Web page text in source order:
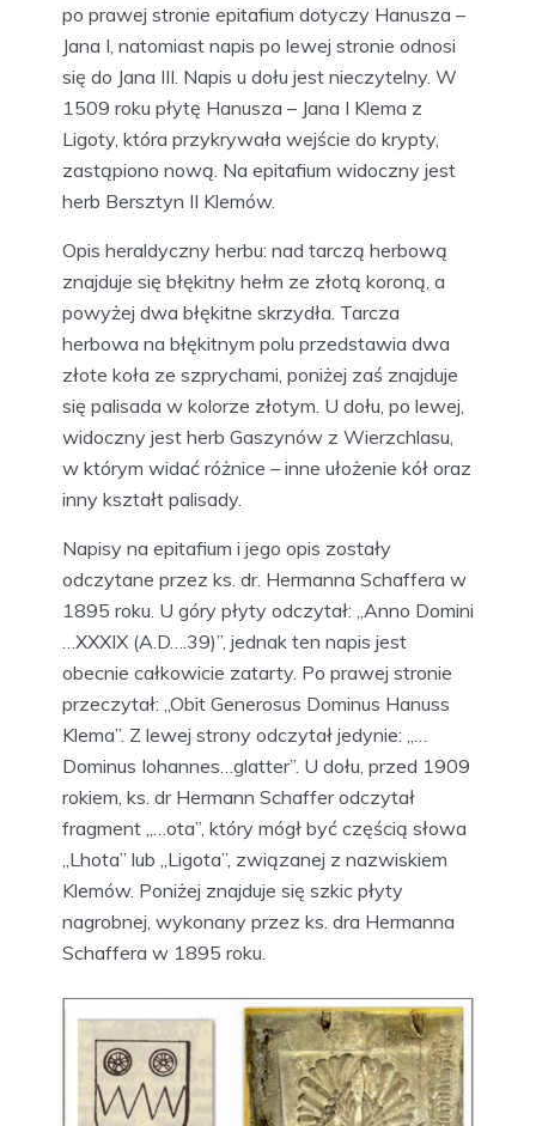
po prawej stronie epitafium dotyczy Hanusza –
Jana I, natomiast napis po lewej stronie odnosi
się do Jana III. Napis u dołu jest nieczytelny. W
1509 roku płytę Hanusza – Jana I Klema z
Ligoty, która przykrywała wejście do krypty,
zastąpiono nową. Na epitafium widoczny jest
herb Bersztyn II Klemów.
Opis heraldyczny herbu: nad tarczą herbową
znajduje się błękitny hełm ze złotą koroną, a
powyżej dwa błękitne skrzydła. Tarcza
herbowa na błękitnym polu przedstawia dwa
złote koła ze szprychami, poniżej zaś znajduje
się palisada w kolorze złotym. U dołu, po lewej,
widoczny jest herb Gaszynów z Wierzchlasu,
w którym widać różnice – inne ułożenie kół oraz
inny kształt palisady.
Napisy na epitafium i jego opis zostały
odczytane przez ks. dr. Hermanna Schaffera w
1895 roku. U góry płyty odczytał: „Anno Domini
…XXXIX (A.D….39)”, jednak ten napis jest
obecnie całkowicie zatarty. Po prawej stronie
przeczytał: „Obit Generosus Dominus Hanuss
Klema”. Z lewej strony odczytał jedynie: „…
Dominus Iohannes…glatter”. U dołu, przed 1909
rokiem, ks. dr Hermann Schaffer odczytał
fragment „…ota”, który mógł być częścią słowa
„Lhota” lub „Ligota”, związanej z nazwiskiem
Klemów. Poniżej znajduje się szkic płyty
nagrobnej, wykonany przez ks. dra Hermanna
Schaffera w 1895 roku.